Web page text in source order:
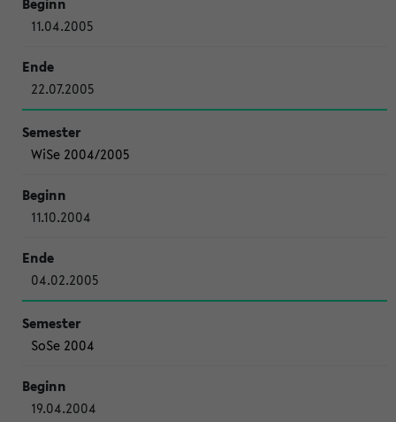
11.04.2005
22.07.2005
WiSe 2004/2005
11.10.2004
04.02.2005
SoSe 2004
19.04.2004